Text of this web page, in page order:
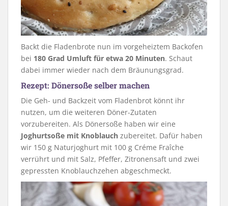
Backt die Fladenbrote nun im vorgeheiztem Backofen
bei 180 Grad Umluft für etwa 20 Minuten. Schaut
dabei immer wieder nach dem Bräunungsgrad.
Rezept: Dönersoße selber machen
Die Geh- und Backzeit vom Fladenbrot könnt ihr
nutzen, um die weiteren Döner-Zutaten
vorzubereiten. Als Dönersoße haben wir eine
Joghurtsoße mit Knoblauch zubereitet. Dafür haben
wir 150 g Naturjoghurt mit 100 g Créme Fraîche
verrührt und mit Salz, Pfeffer, Zitronensaft und zwei
gepressten Knoblauchzehen abgeschmeckt.